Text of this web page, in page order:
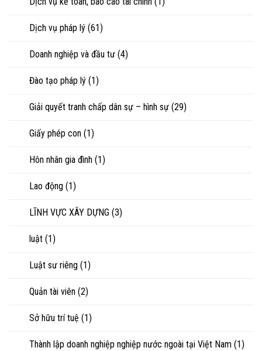
Dịch vụ pháp lý (61)
Doanh nghiệp và đầu tư (4)
Đào tạo pháp lý (1)
Giải quyết tranh chấp dân sự – hình sự (29)
Giấy phép con (1)
Hôn nhân gia đình (1)
Lao động (1)
LĨNH VỰC XÂY DỰNG (3)
luật (1)
Luật sư riêng (1)
Quản tài viên (2)
Sở hữu trí tuệ (1)
Thành lập doanh nghiệp nghiệp nước ngoài tại Việt Nam (1)